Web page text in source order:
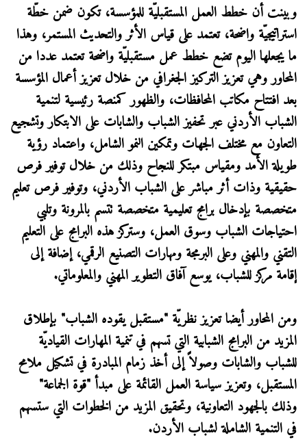
وبينت أن خطط العمل المستقبليّة للمؤسسة، تكون ضمن خطّة
استراتيجيّة واضحة، تعتمد على قياس الأثر والتحديث المستمر، وهذا
ما يجعلها اليوم تضع خطط عمل مستقبليّة واضحة تعتمد عددا من
المحاور وهي تعزيز التركيز الجغرافي من خلال تعزيز أعمال المؤسسة
بعد افتتاح مكاتب المحافظات، والظهور كمنصة رئيسية لتنمية
الشباب الأردني عبر تحفيز الشباب والشابات على الابتكار وتشجيع
التعاون مع مختلف الجهات وتمكين النمو الشامل، واعتماد رؤية
طويلة الأمد ومقياس مبتكر للنجاح وذلك من خلال توفير فرص
حقيقية وذات أثر مباشر على الشباب الأردني، وتوفير فرص تعليم
متخصصة بإدخال برامج تعليمية متخصصة تتسم بالمرونة وتلبي
احتياجات الشباب وسوق العمل، وستركز هذه البرامج على التعليم
التقني والمهني وعلى البرمجة ومهارات التصنيع الرقمي، إضافة إلى
إقامة مركز للشباب، يوسع آفاق التطوير المهني والمعلوماتي.
ومن المحاور أيضا تعزيز نظريّة "مستقبل يقوده الشباب" بإطلاق
المزيد من البرامج الشبابية التي تسهم في تنمية المهارات القياديّة
للشباب والشابات وصولاً إلى أخذ زمام المبادرة في تشكيل ملامح
المستقبل، وتعزيز سياسة العمل القائمة على مبدأ "قوة الجماعة"
وذلك بالجهود التعاونية، وتحقيق المزيد من الخطوات التي ستسهم
في التنمية الشاملة لشباب الأردن.